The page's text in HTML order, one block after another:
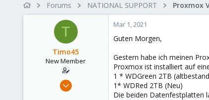
r
t
d
a
t
e
Forums NATIONAL SUPPORT Proxmox
T
Timo45
New Member
Mar 1, 2021
Mar 1, 2021
Guten Morgen,
Gestern habe ich meinen
Proxmox ist installiert auf
1 * WDGreen 2TB
1* WDRed 2TB (Neu)
Die beiden Datenfestplatten